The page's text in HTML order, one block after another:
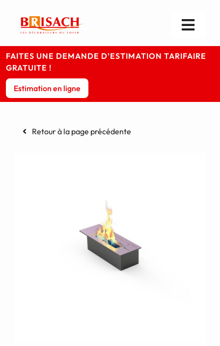
contenu
Les cheminées
Les poêles
FAITES UNE DEMANDE D’ESTIMATION TARIFAIRE
GRATUITE !
Estimation en ligne
Retour à la page précédente